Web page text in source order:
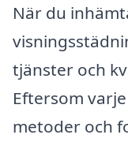
När du
tjänster och
Eftersom
metoder och